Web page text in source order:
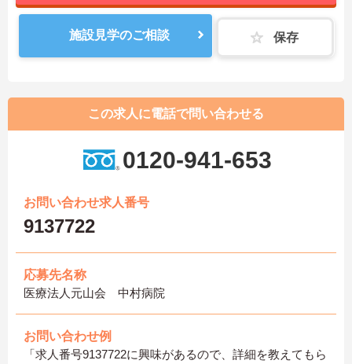
施設見学のご相談 保存
この求人に電話で問い合わせる
0120-941-653
お問い合わせ求人番号
9137722
応募先名称
医療法人元山会 中村病院
お問い合わせ例
「求人番号9137722に興味があるので、詳細を教えてもら